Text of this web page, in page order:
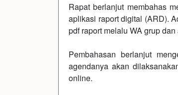
Rapat berlanjut membahas
aplikasi raport digital (ARD).
pdf raport melalu WA grup
Pembahasan berlanjut
agendanya akan
online.